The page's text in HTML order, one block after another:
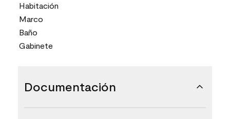
Habitación
Marco
Baño
Gabinete
Documentación